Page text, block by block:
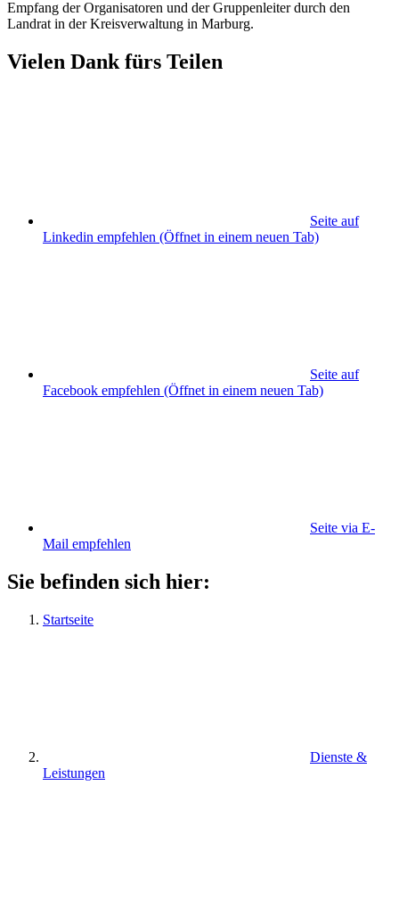
Empfang der Organisatoren und der Gruppenleiter durch den
Landrat in der Kreisverwaltung in Marburg.
Vielen Dank fürs Teilen
Seite auf
Linkedin empfehlen (Öffnet in einem neuen Tab)
Seite auf
Facebook empfehlen (Öffnet in einem neuen Tab)
Seite via E-
Mail empfehlen
Sie befinden sich hier:
Startseite
Dienste &
Leistungen